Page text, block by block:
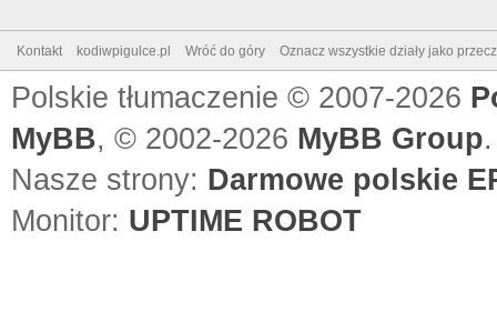
Kontakt kodiwpigulce.pl Wróć do góry Oznacz wszystkie działy jako
Polskie tłumaczenie © 2007-2026
MyBB, © 2002-2026 MyBB Group.
Nasze strony: Darmowe polskie
Monitor: UPTIME ROBOT